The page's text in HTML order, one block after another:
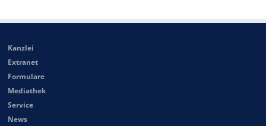
Kanzlei
Extranet
Formulare
Mediathek
Service
News